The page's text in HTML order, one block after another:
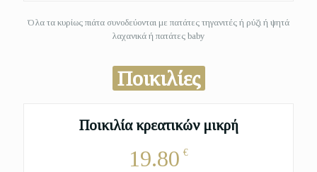
Όλα τα κυρίως πιάτα συνοδεύονται με πατάτες τηγανιτές ή ρύζι ή ψητά
λαχανικά ή πατάτες baby
Ποικιλίες
Ποικιλία κρεατικών μικρή
19.80 €